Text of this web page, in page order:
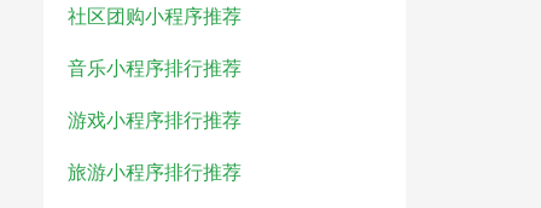
社区团购小程序推荐
音乐小程序排行推荐
游戏小程序排行推荐
旅游小程序排行推荐